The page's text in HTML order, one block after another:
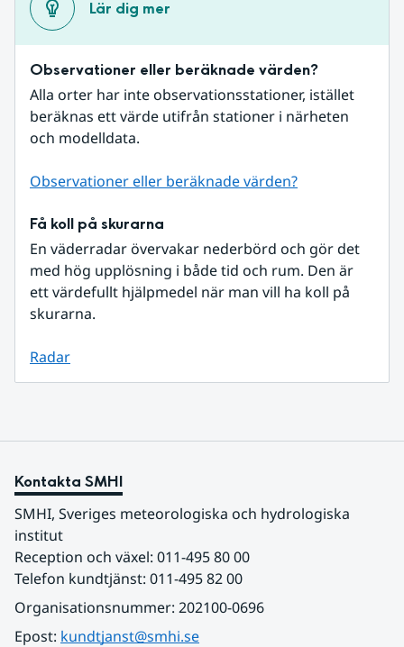
Lär dig mer
Observationer eller beräknade värden?
Alla orter har inte observationsstationer, istället
beräknas ett värde utifrån stationer i närheten
och modelldata.
Observationer eller beräknade värden?
Få koll på skurarna
En väderradar övervakar nederbörd och gör det
med hög upplösning i både tid och rum. Den är
ett värdefullt hjälpmedel när man vill ha koll på
skurarna.
Radar
Kontakta SMHI
SMHI, Sveriges meteorologiska och hydrologiska
institut
Reception och växel: 011-495 80 00
Telefon kundtjänst: 011-495 82 00
Organisationsnummer: 202100-0696
Epost: kundtjanst@smhi.se